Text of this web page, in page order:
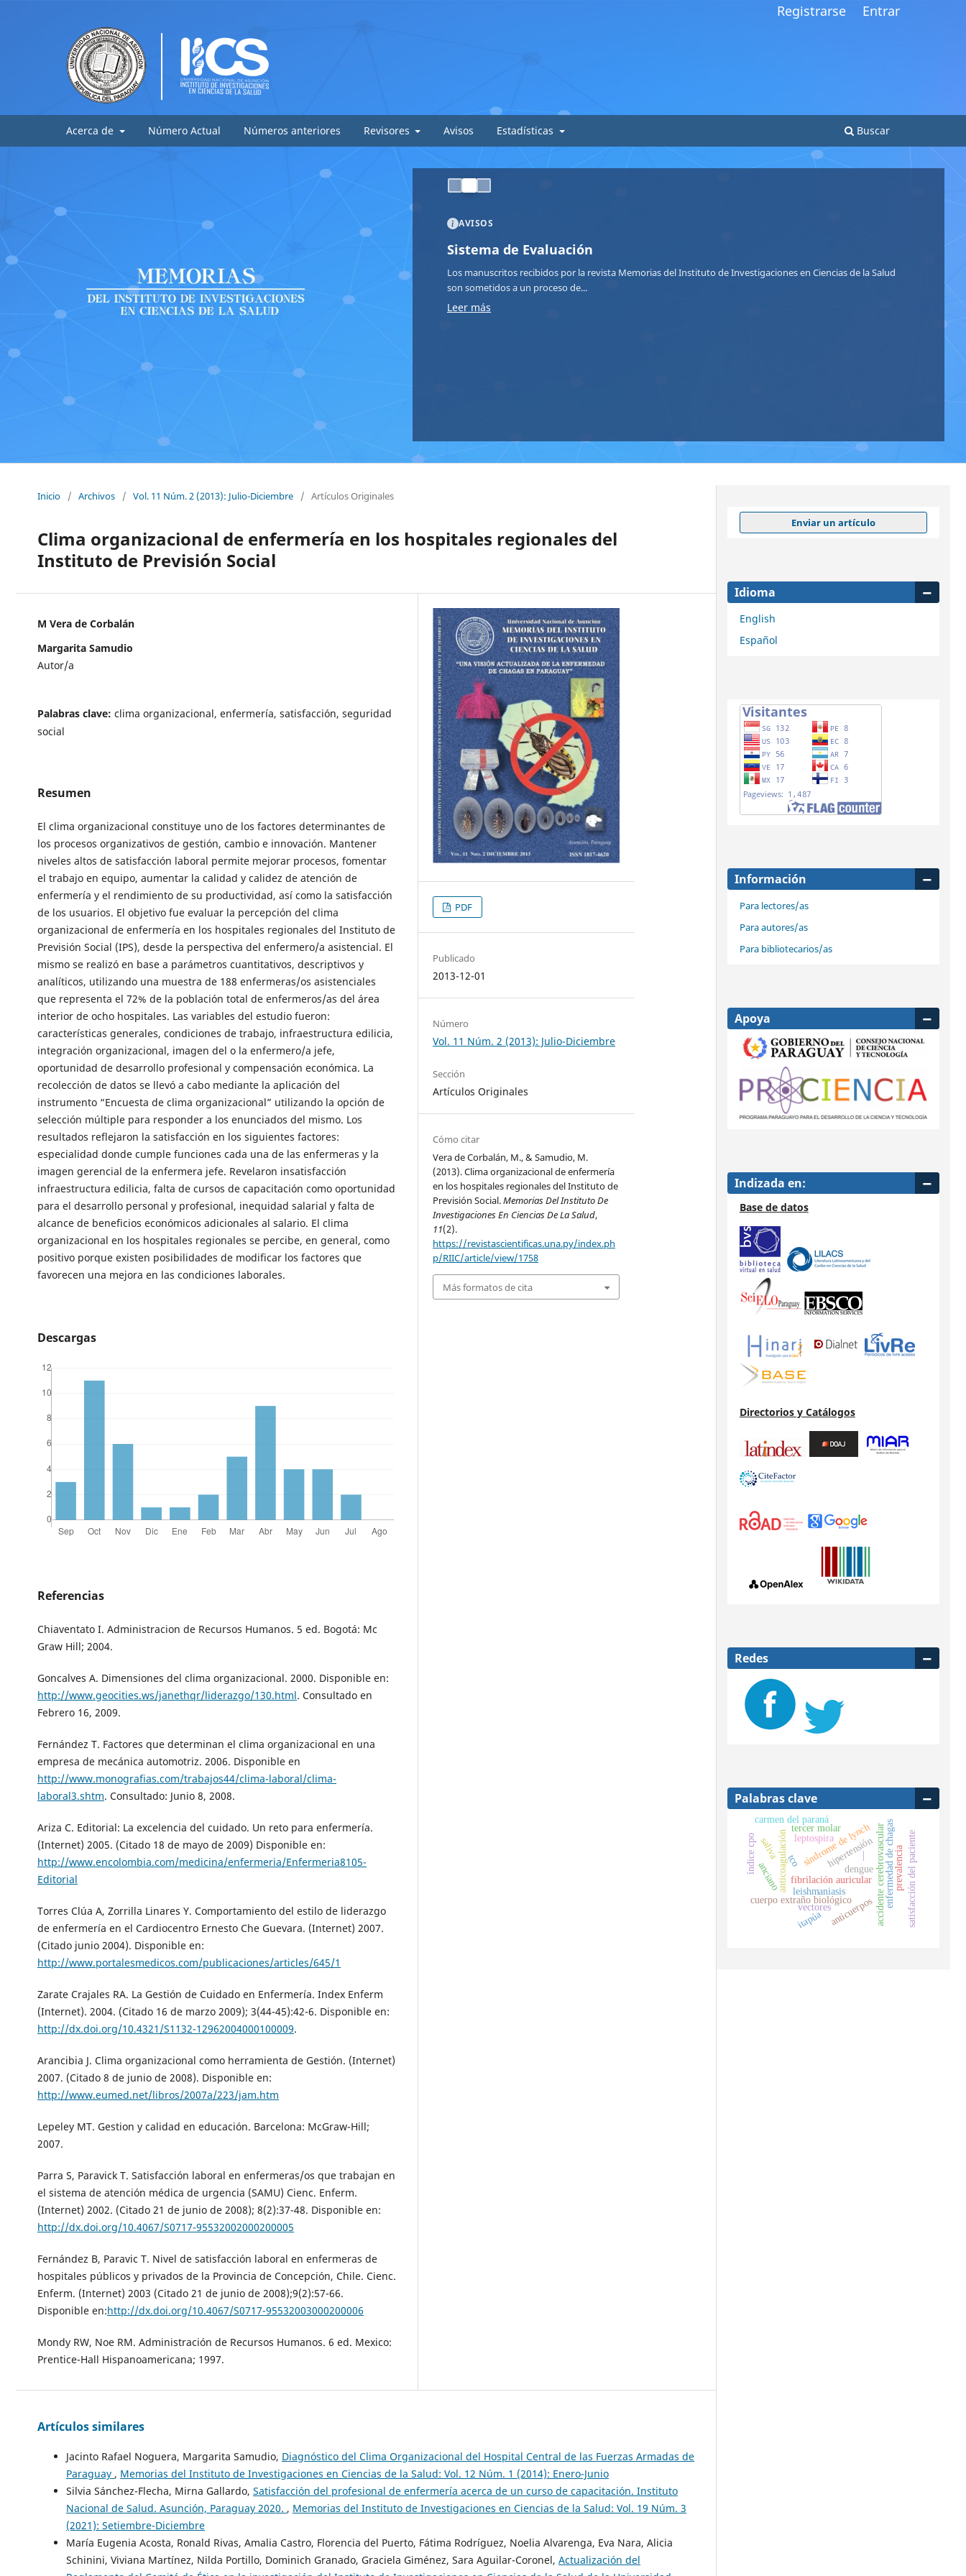
Registrarse Entrar
Acerca de Número Actual Números anteriores Revisores Avisos Estadísticas Buscar
AVISOS
Sistema de Evaluación
Los manuscritos recibidos por la revista Memorias del Instituto de Investigaciones en Ciencias de la Salud
son sometidos a un proceso de...
Leer más
Inicio / Archivos / Vol. 11 Núm. 2 (2013): Julio-Diciembre / Artículos Originales
Clima organizacional de enfermería en los hospitales regionales del
Instituto de Previsión Social
M Vera de Corbalán
Margarita Samudio
Autor/a
Palabras clave: clima organizacional, enfermería, satisfacción, seguridad
social
Resumen
El clima organizacional constituye uno de los factores determinantes de
los procesos organizativos de gestión, cambio e innovación. Mantener
niveles altos de satisfacción laboral permite mejorar procesos, fomentar
el trabajo en equipo, aumentar la calidad y calidez de atención de
enfermería y el rendimiento de su productividad, así como la satisfacción
de los usuarios. El objetivo fue evaluar la percepción del clima
organizacional de enfermería en los hospitales regionales del Instituto de
Previsión Social (IPS), desde la perspectiva del enfermero/a asistencial. El
mismo se realizó en base a parámetros cuantitativos, descriptivos y
analíticos, utilizando una muestra de 188 enfermeras/os asistenciales
que representa el 72% de la población total de enfermeros/as del área
interior de ocho hospitales. Las variables del estudio fueron:
características generales, condiciones de trabajo, infraestructura edilicia,
integración organizacional, imagen del o la enfermero/a jefe,
oportunidad de desarrollo profesional y compensación económica. La
recolección de datos se llevó a cabo mediante la aplicación del
instrumento “Encuesta de clima organizacional” utilizando la opción de
selección múltiple para responder a los enunciados del mismo. Los
resultados reflejaron la satisfacción en los siguientes factores:
especialidad donde cumple funciones cada una de las enfermeras y la
imagen gerencial de la enfermera jefe. Revelaron insatisfacción
infraestructura edilicia, falta de cursos de capacitación como oportunidad
para el desarrollo personal y profesional, inequidad salarial y falta de
alcance de beneficios económicos adicionales al salario. El clima
organizacional en los hospitales regionales se percibe, en general, como
positivo porque existen posibilidades de modificar los factores que
favorecen una mejora en las condiciones laborales.
Descargas
Referencias
Chiaventato I. Administracion de Recursos Humanos. 5 ed. Bogotá: Mc
Graw Hill; 2004.
Goncalves A. Dimensiones del clima organizacional. 2000. Disponible en:
http://www.geocities.ws/janethqr/liderazgo/130.html. Consultado en
Febrero 16, 2009.
Fernández T. Factores que determinan el clima organizacional en una
empresa de mecánica automotriz. 2006. Disponible en
http://www.monografias.com/trabajos44/clima-laboral/clima-
laboral3.shtm. Consultado: Junio 8, 2008.
Ariza C. Editorial: La excelencia del cuidado. Un reto para enfermería.
(Internet) 2005. (Citado 18 de mayo de 2009) Disponible en:
http://www.encolombia.com/medicina/enfermeria/Enfermeria8105-
Editorial
Torres Clúa A, Zorrilla Linares Y. Comportamiento del estilo de liderazgo
de enfermería en el Cardiocentro Ernesto Che Guevara. (Internet) 2007.
(Citado junio 2004). Disponible en:
http://www.portalesmedicos.com/publicaciones/articles/645/1
Zarate Crajales RA. La Gestión de Cuidado en Enfermería. Index Enferm
(Internet). 2004. (Citado 16 de marzo 2009); 3(44-45):42-6. Disponible en:
http://dx.doi.org/10.4321/S1132-12962004000100009.
Arancibia J. Clima organizacional como herramienta de Gestión. (Internet)
2007. (Citado 8 de junio de 2008). Disponible en:
http://www.eumed.net/libros/2007a/223/jam.htm
Lepeley MT. Gestion y calidad en educación. Barcelona: McGraw-Hill;
2007.
Parra S, Paravick T. Satisfacción laboral en enfermeras/os que trabajan en
el sistema de atención médica de urgencia (SAMU) Cienc. Enferm.
(Internet) 2002. (Citado 21 de junio de 2008); 8(2):37-48. Disponible en:
http://dx.doi.org/10.4067/S0717-95532002000200005
Fernández B, Paravic T. Nivel de satisfacción laboral en enfermeras de
hospitales públicos y privados de la Provincia de Concepción, Chile. Cienc.
Enferm. (Internet) 2003 (Citado 21 de junio de 2008);9(2):57-66.
Disponible en:http://dx.doi.org/10.4067/S0717-95532003000200006
Mondy RW, Noe RM. Administración de Recursos Humanos. 6 ed. Mexico:
Prentice-Hall Hispanoamericana; 1997.
PDF
Publicado
2013-12-01
Número
Vol. 11 Núm. 2 (2013): Julio-Diciembre
Sección
Artículos Originales
Cómo citar
Vera de Corbalán, M., & Samudio, M.
(2013). Clima organizacional de enfermería
en los hospitales regionales del Instituto de
Previsión Social.Memorias Del Instituto De
Investigaciones En Ciencias De La Salud,
11(2).
https://revistascientificas.una.py/index.ph
p/RIIC/article/view/1758
Más formatos de cita
Artículos similares
Jacinto Rafael Noguera, Margarita Samudio, Diagnóstico del Clima Organizacional del Hospital Central de las Fuerzas Armadas de
Paraguay , Memorias del Instituto de Investigaciones en Ciencias de la Salud: Vol. 12 Núm. 1 (2014): Enero-Junio
Silvia Sánchez-Flecha, Mirna Gallardo, Satisfacción del profesional de enfermería acerca de un curso de capacitación. Instituto
Nacional de Salud. Asunción, Paraguay 2020. , Memorias del Instituto de Investigaciones en Ciencias de la Salud: Vol. 19 Núm. 3
(2021): Setiembre-Diciembre
María Eugenia Acosta, Ronald Rivas, Amalia Castro, Florencia del Puerto, Fátima Rodríguez, Noelia Alvarenga, Eva Nara, Alicia
Schinini, Viviana Martínez, Nilda Portillo, Dominich Granado, Graciela Giménez, Sara Aguilar-Coronel, Actualización del
Enviar un artículo
Idioma
English
Español
Información
Para lectores/as
Para autores/as
Para bibliotecarios/as
Apoya
Indizada en:
Base de datos
Directorios y Catálogos
Redes
Palabras clave
fibrilación auricular
anticoagulación accidente cerebrovascular
hipertensión
cuerpo extraño biológico enfermedad de chagas
leishmaniasis
vectores
síndrome de lynch
dengue
leptospira
anticuerpos
prevalencia
carmen del paraná
itapúa satisfacción del paciente
anciano
índice cposaliva tco
tercer molar